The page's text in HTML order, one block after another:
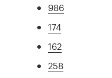
986
174
162
258